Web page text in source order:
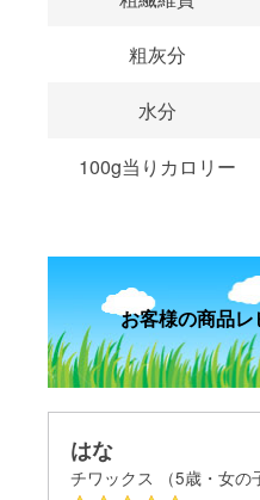
粗灰分
水分
100g当りカロリー
お客様の商品
はな
チワックス （5歳・女の